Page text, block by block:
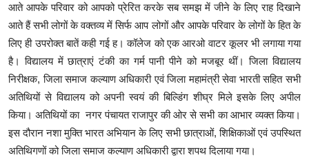
आते आपके परिवार को आपको प्रेरित करके सब समझ में जीने के लिए राह दिखाने
आते हैं सभी लोगों के वक्तव्य में सिर्फ आप लोगों और आपके परिवार के लोगों के हित के
लिए ही उपरोक्त बातें कही गई ह। कॉलेज को एक आरओ वाटर कूलर भी लगाया गया
है। विद्यालय में छात्राएं टंकी का गर्म पानी पीने को मजबूर थीं। जिला विद्यालय
निरीक्षक, जिला समाज कल्याण अधिकारी एवं जिला महामंत्री सेवा भारती सहित सभी
अतिथियों से विद्यालय को अपनी स्वयं की बिल्डिंग शीघ्र मिले इसके लिए अपील
किया। अतिथियों का नगर पंचायत राजापुर की ओर से सभी का आभार व्यक्त किया।
इस दौरान नशा मुक्ति भारत अभियान के लिए सभी छात्राओं, शिक्षिकाओं एवं उपस्थित
अतिथिगणों को जिला समाज कल्याण अधिकारी द्वारा शपथ दिलाया गया।